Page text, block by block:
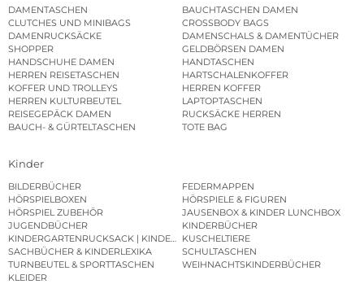
DAMENTASCHEN
BAUCHTASCHEN DAMEN
CLUTCHES UND MINIBAGS
CROSSBODY BAGS
DAMENRUCKSÄCKE
DAMENSCHALS & DAMENTÜCHER
SHOPPER
GELDBÖRSEN DAMEN
HANDSCHUHE DAMEN
HANDTASCHEN
HERREN REISETASCHEN
HARTSCHALENKOFFER
KOFFER UND TROLLEYS
HERREN KOFFER
HERREN KULTURBEUTEL
LAPTOPTASCHEN
REISEGEPÄCK DAMEN
RUCKSÄCKE HERREN
BAUCH- & GÜRTELTASCHEN
TOTE BAG
Kinder
BILDERBÜCHER
FEDERMAPPEN
HÖRSPIELBOXEN
HÖRSPIELE & FIGUREN
HÖRSPIEL ZUBEHÖR
JAUSENBOX & KINDER LUNCHBOX
JUGENDBÜCHER
KINDERBÜCHER
KINDERGARTENRUCKSACK | KINDERGARTENBEUTEL
KUSCHELTIERE
SACHBÜCHER & KINDERLEXIKA
SCHULTASCHEN
TURNBEUTEL & SPORTTASCHEN
WEIHNACHTSKINDERBÜCHER
KLEIDER